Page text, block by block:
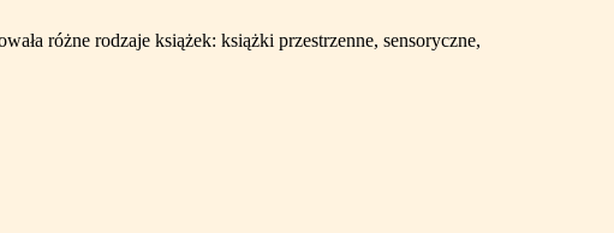
różne rodzaje książek: książki przestrzenne, sensoryczne,